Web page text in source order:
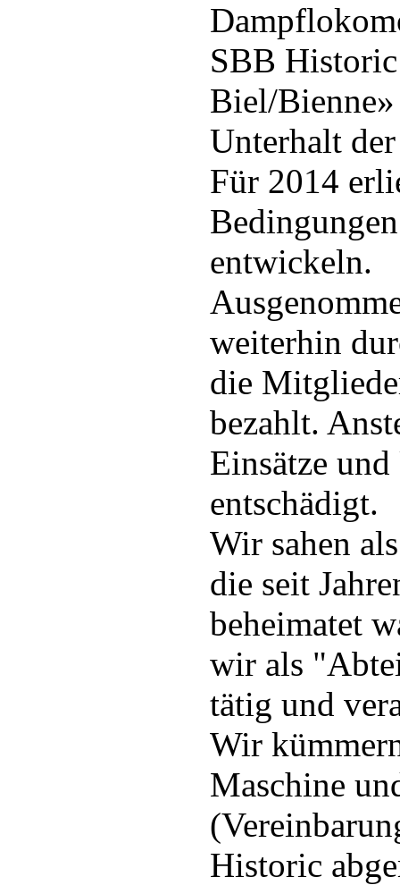
SBB
Biel/
Unterhalt
Für 2014
entwickeln.
weiterhin
die
bezahlt.
Einsätze
entschädigt.
Wir sahen
die seit
beheimatet
wir als
tätig und
Wir
Maschine
Historic